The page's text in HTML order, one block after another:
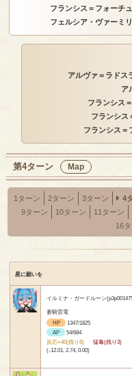
フランシス＝フォーチ
フェルシア・ヴァーミ
アルヴァ＝ラドス
ア
フランシス
フランシス
フランシス＝
第4ターン Map
1ターン 2ターン 3ターン 4
9ターン
10ターン 11ターン
16
星に願いを
イルミナ・ガードルーン
蒼騎雷電
HP
1347/1825
AP
54/684
反応+40(残り6)
猛毒(残り3)
(-12.01, 2.74, 0.00)